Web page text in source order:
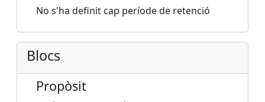
No s'ha definit cap període de retenció
Blocs
Propòsit